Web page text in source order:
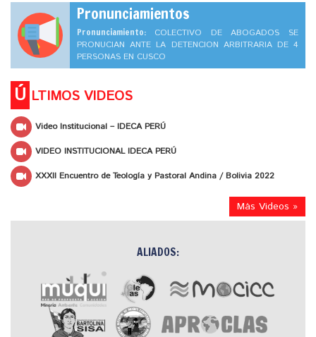
Pronunciamientos
Pronunciamiento: COLECTIVO DE ABOGADOS SE
PRONUCIAN ANTE LA DETENCION ARBITRARIA DE 4
PERSONAS EN CUSCO
Ú LTIMOS VIDEOS
Video Institucional – IDECA PERÚ
VIDEO INSTITUCIONAL IDECA PERÚ
XXXII Encuentro de Teología y Pastoral Andina / Bolivia 2022
Más Videos »
ALIADOS: